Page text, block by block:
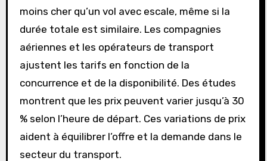
moins cher qu’un vol avec escale, même si la
durée totale est similaire. Les compagnies
aériennes et les opérateurs de transport
ajustent les tarifs en fonction de la
concurrence et de la disponibilité. Des études
montrent que les prix peuvent varier jusqu’à 30
% selon l’heure de départ. Ces variations de prix
aident à équilibrer l’offre et la demande dans le
secteur du transport.